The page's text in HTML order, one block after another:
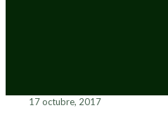
17 octubre, 2017